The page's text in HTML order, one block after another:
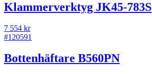
Klammerverktyg JK45-783S
7 554 kr
#120591
Bottenhäftare B560PN